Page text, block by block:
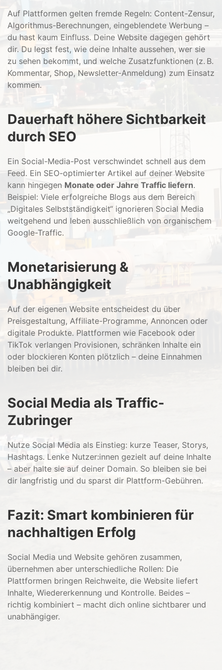
Auf Plattformen gelten fremde Regeln: Content-Zensur,
Algorithmus-Berechnungen, eingeblendete Werbung –
du hast kaum Einfluss. Deine Website dagegen gehört
dir. Du legst fest, wie deine Inhalte aussehen, wer sie
zu sehen bekommt, und welche Zusatzfunktionen (z. B.
Kommentar, Shop, Newsletter-Anmeldung) zum Einsatz
kommen.
Dauerhaft höhere Sichtbarkeit
durch SEO
Ein Social-Media-Post verschwindet schnell aus dem
Feed. Ein SEO-optimierter Artikel auf deiner Website
kann hingegen Monate oder Jahre Traffic liefern.
Beispiel: Viele erfolgreiche Blogs aus dem Bereich
„Digitales Selbstständigkeit“ ignorieren Social Media
weitgehend und leben ausschließlich von organischem
Google-Traffic.
Monetarisierung &
Unabhängigkeit
Auf der eigenen Website entscheidest du über
Preisgestaltung, Affiliate-Programme, Annoncen oder
digitale Produkte. Plattformen wie Facebook oder
TikTok verlangen Provisionen, schränken Inhalte ein
oder blockieren Konten plötzlich – deine Einnahmen
bleiben bei dir.
Social Media als Traffic-
Zubringer
Nutze Social Media als Einstieg: kurze Teaser, Storys,
Hashtags. Lenke Nutzer:innen gezielt auf deine Inhalte
– aber halte sie auf deiner Domain. So bleiben sie bei
dir langfristig und du sparst dir Plattform-Gebühren.
Fazit: Smart kombinieren für
nachhaltigen Erfolg
Social Media und Website gehören zusammen,
übernehmen aber unterschiedliche Rollen: Die
Plattformen bringen Reichweite, die Website liefert
Inhalte, Wiedererkennung und Kontrolle. Beides –
richtig kombiniert – macht dich online sichtbarer und
unabhängiger.